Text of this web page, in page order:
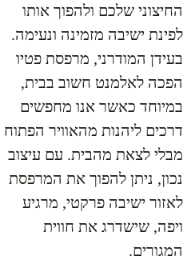
החיצוני שלכם ולהפוך אותו
לפינת ישיבה מזמינה ונעימה.
בעידן המודרני, מרפסת פטיו
הפכה לאלמנט חשוב בבית,
במיוחד כאשר אנו מחפשים
דרכים ליהנות מהאוויר הפתוח
מבלי לצאת מהבית. עם עיצוב
נכון, ניתן להפוך את המרפסת
לאזור ישיבה פרקטי, מרגיע
ויפה, שישדרג את חווית
המגורים.